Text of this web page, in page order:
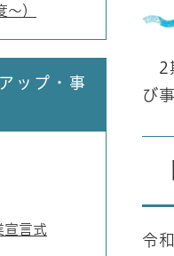
2
び
令
）
ップ・事
宣言式